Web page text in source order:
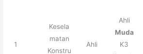
1
Kesela
matan
Konstru
Ahli
Ahli
Muda
K3